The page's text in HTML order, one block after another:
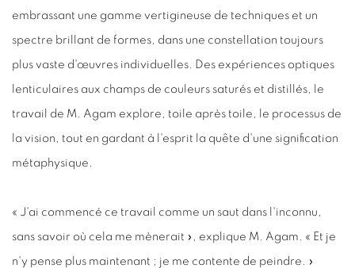
embrassant une gamme vertigineuse de techniques et un
spectre brillant de formes, dans une constellation toujours
plus vaste d'œuvres individuelles. Des expériences optiques
lenticulaires aux champs de couleurs saturés et distillés, le
travail de M. Agam explore, toile après toile, le processus de
la vision, tout en gardant à l'esprit la quête d'une signification
métaphysique.
« J'ai commencé ce travail comme un saut dans l'inconnu,
sans savoir où cela me mènerait », explique M. Agam. « Et je
n'y pense plus maintenant ; je me contente de peindre. »